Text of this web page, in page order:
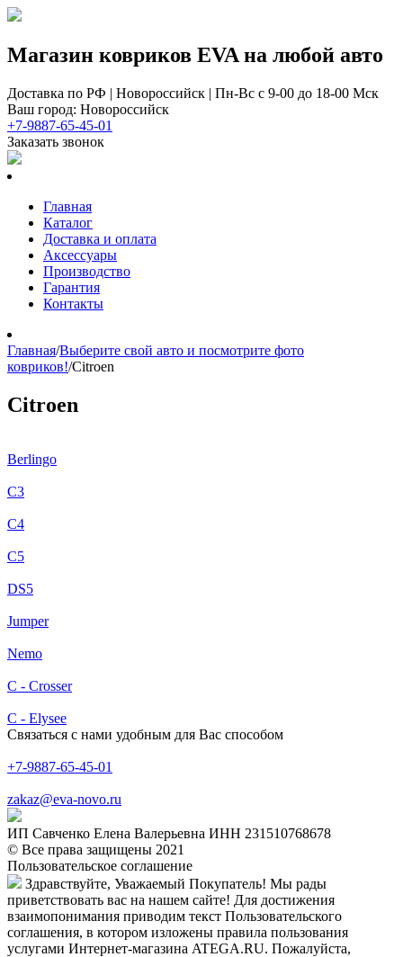
Магазин ковриков EVA ​на любой авто
Доставка по РФ | Новороссийск | Пн-Вс с 9-00 до 18-00 Мск
Ваш город: Новороссийск
+7-9887-65-45-01
Заказать звонок
Главная
Каталог
Доставка и оплата
Аксессуары
Производство
Гарантия
Контакты
Главная/Выберите свой авто и посмотрите фото
ковриков!/Citroen
Citroen
Berlingo
C3
C4
C5
DS5
Jumper
Nemo
С - Crosser
С - Elysee
Связаться с нами удобным для Вас способом
+7-9887-65-45-01
zakaz@eva-novo.ru
ИП Савченко Елена Валерьевна ИНН 231510768678
© Все права защищены 2021
Пользовательское соглашение
Здравствуйте, Уважаемый Покупатель! Мы рады
приветствовать вас на нашем сайте! Для достижения
взаимопонимания приводим текст Пользовательского
соглашения, в котором изложены правила пользования
услугами Интернет-магазина ATEGA.RU. Пожалуйста,